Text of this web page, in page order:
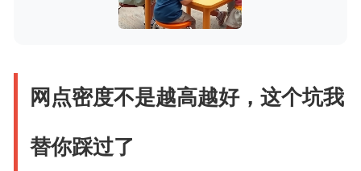
网点密度不是越高越好，这个坑我
替你踩过了